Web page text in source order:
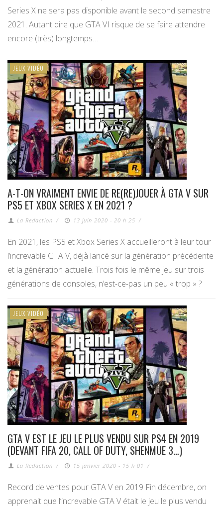
Series X ne sera pas disponible avant le second semestre
2021. Autant dire que GTA VI risque de se faire attendre
encore (très) longtemps…
JEUX VIDÉO
A-T-ON VRAIMENT ENVIE DE RE(RE)JOUER À GTA V SUR
PS5 ET XBOX SERIES X EN 2021 ?
La Redaction / 13 juin 2020 - 20 h 25 /
En 2021, les PS5 et Xbox Series X accueilleront à leur tour
l’increvable GTA V, déjà lancé sur la génération précédente
et la génération actuelle. Trois fois le même jeu sur trois
générations de consoles, n’est-ce-pas un peu « trop » ?
JEUX VIDÉO
GTA V EST LE JEU LE PLUS VENDU SUR PS4 EN 2019
(DEVANT FIFA 20, CALL OF DUTY, SHENMUE 3…)
La Redaction / 15 janvier 2020 - 15 h 01 /
Record de ventes pour GTA V en 2019 Fin décembre, on
apprenait que l’increvable GTA V était le jeu le plus vendu